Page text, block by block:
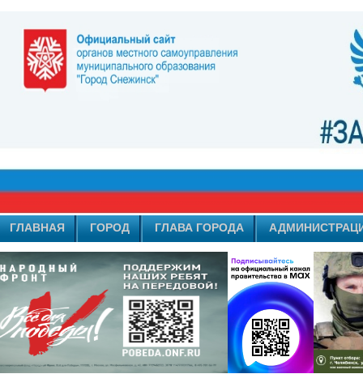
ГЛАВНАЯ ГОРОД ГЛАВА ГОРОДА